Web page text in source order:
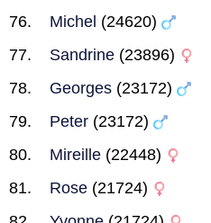
Michel (24620)
Sandrine (23896)
Georges (23172)
Peter (23172)
Mireille (22448)
Rose (21724)